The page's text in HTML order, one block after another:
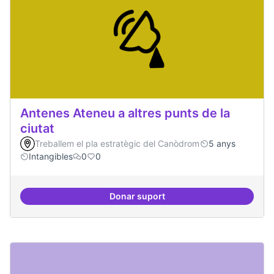
Antenes Ateneu a altres punts de la
ciutat
Treballem el pla estratègic del Canòdrom
5 anys
Intangibles
0 0
Donar suportAntenes Ateneu a altres punts